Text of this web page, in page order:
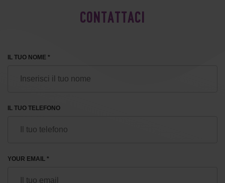
CONTATTACI
IL TUO NOME *
IL TUO TELEFONO
YOUR EMAIL *